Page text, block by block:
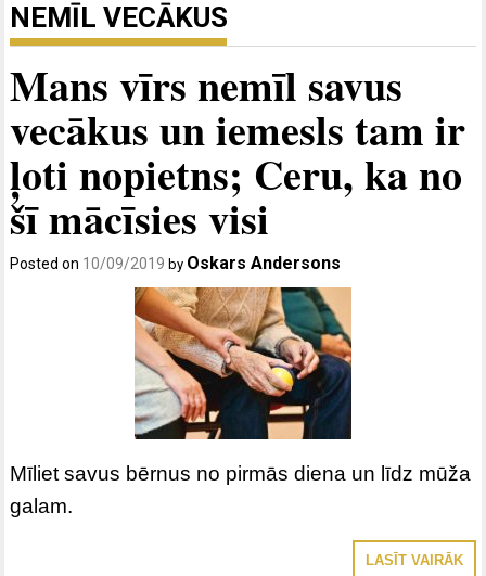
NEMĪL VECĀKUS
Mans vīrs nemīl savus
vecākus un iemesls tam ir
ļoti nopietns; Ceru, ka no
šī mācīsies visi
Posted on 10/09/2019 by Oskars Andersons
Mīliet savus bērnus no pirmās diena un līdz mūža
galam.
LASĪT VAIRĀK